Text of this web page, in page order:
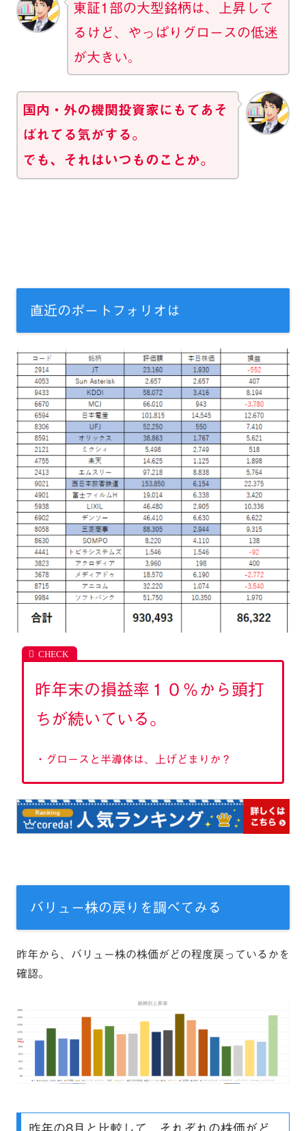
東証1部の大型銘柄は、上昇して
るけど、やっぱりグロースの低迷
が大きい。
国内・外の機関投資家にもてあそ
ばれてる気がする。
でも、それはいつものことか。
直近のポートフォリオは
昨年末の損益率１０％から頭打
ちが続いている。
・グロースと半導体は、上げどまりか？
バリュー株の戻りを調べてみる
昨年から、バリュー株の株価がどの程度戻っているかを
確認。
昨年の8月と比較して、それぞれの株価がど